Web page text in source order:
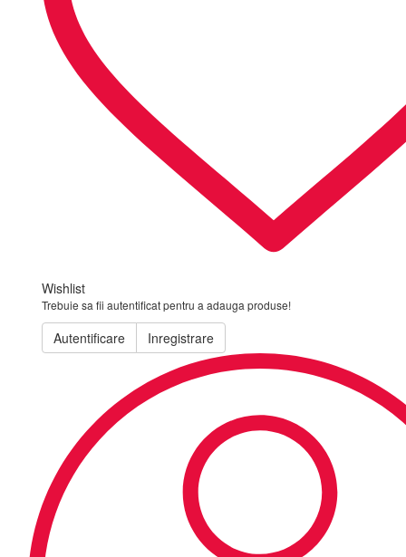
Wishlist
Trebuie sa fii autentificat pentru a adauga produse!
Autentificare Inregistrare